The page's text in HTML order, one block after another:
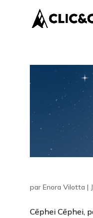
par Enora Vilotta |
Cēphei Cēphei,